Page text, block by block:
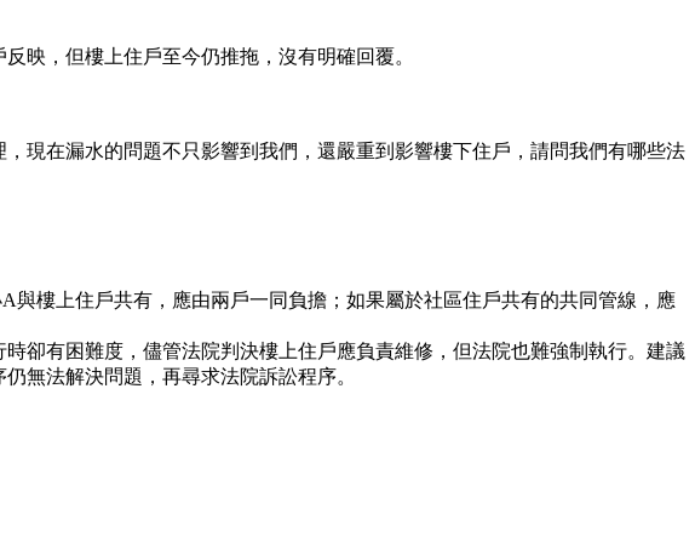
反映，但樓上住戶至今仍推拖，沒有明確回覆。
現在漏水的問題不只影響到我們，還嚴重到影響樓下住戶，請問我們有哪些法
樓上住戶共有，應由兩戶一同負擔；如果屬於社區住戶共有的共同管線，應
卻有困難度，儘管法院判決樓上住戶應負責維修，但法院也難強制執行。建議
無法解決問題，再尋求法院訴訟程序。